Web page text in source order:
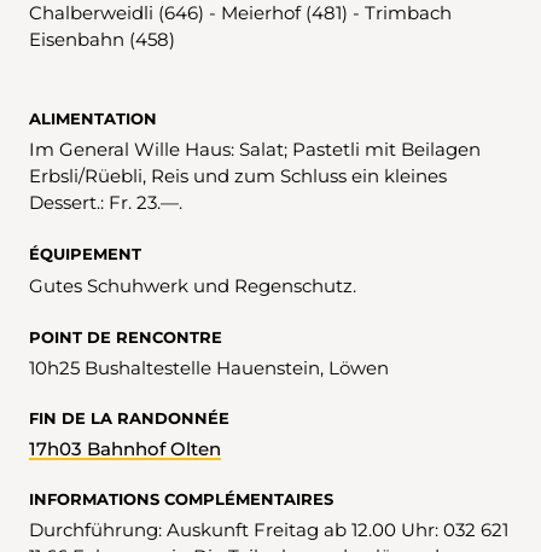
Chalberweidli (646) - Meierhof (481) - Trimbach
Eisenbahn (458)
ALIMENTATION
Im General Wille Haus: Salat; Pastetli mit Beilagen
Erbsli/Rüebli, Reis und zum Schluss ein kleines
Dessert.: Fr. 23.—.
ÉQUIPEMENT
Gutes Schuhwerk und Regenschutz.
POINT DE RENCONTRE
10h25 Bushaltestelle Hauenstein, Löwen
FIN DE LA RANDONNÉE
17h03 Bahnhof Olten
INFORMATIONS COMPLÉMENTAIRES
Durchführung: Auskunft Freitag ab 12.00 Uhr: 032 621